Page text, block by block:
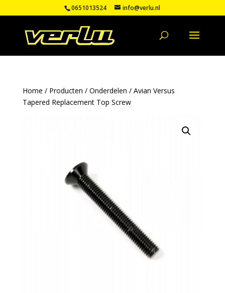
0651013524 info@verlu.nl
Home / Producten / Onderdelen / Avian Versus
Tapered Replacement Top Screw